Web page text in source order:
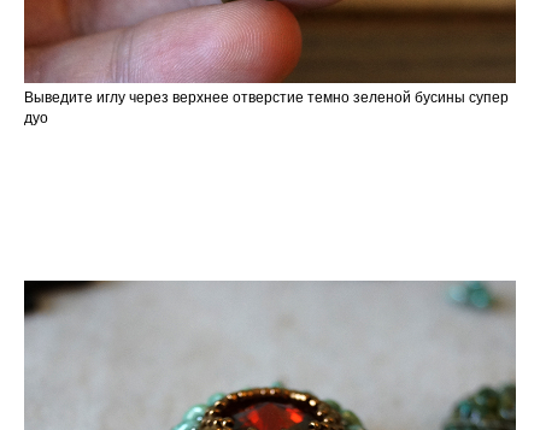
Выведите иглу через верхнее отверстие темно зеленой бусины супер
дуо